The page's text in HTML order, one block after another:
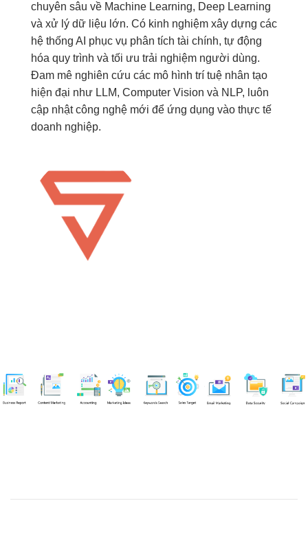
chuyên sâu về Machine Learning, Deep Learning
và xử lý dữ liệu lớn. Có kinh nghiệm xây dựng các
hệ thống AI phục vụ phân tích tài chính, tự động
hóa quy trình và tối ưu trải nghiệm người dùng.
Đam mê nghiên cứu các mô hình trí tuệ nhân tạo
hiện đại như LLM, Computer Vision và NLP, luôn
cập nhật công nghệ mới để ứng dụng vào thực tế
doanh nghiệp.